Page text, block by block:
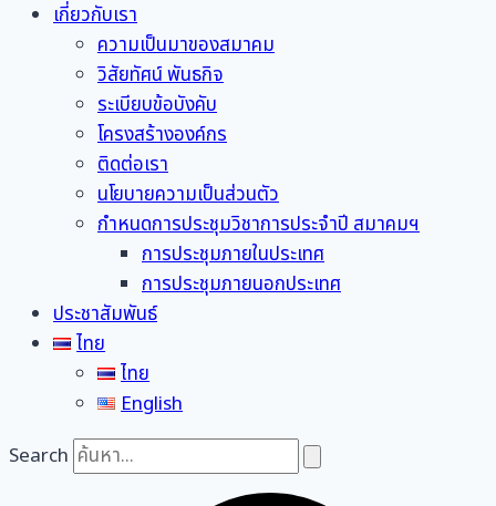
เกี่ยวกับเรา
ความเป็นมาของสมาคม
วิสัยทัศน์ พันธกิจ
ระเบียบข้อบังคับ
โครงสร้างองค์กร
ติดต่อเรา
นโยบายความเป็นส่วนตัว
กำหนดการประชุมวิชาการประจำปี สมาคมฯ
การประชุมภายในประเทศ
การประชุมภายนอกประเทศ
ประชาสัมพันธ์
ไทย
ไทย
English
Search